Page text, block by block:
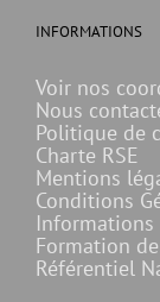
INFORMATIONS
Voir nos
Nous
Politique de
Charte RSE
Mentions
Conditions
Informations
Formation
Référentiel